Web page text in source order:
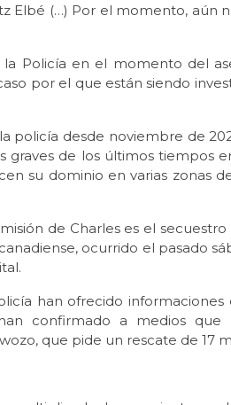
Elbé (…) Por el momento, aún
Policía en el momento del
por el que están siendo
policía desde noviembre de
graves de los últimos tiempos
su dominio en varias zonas
de Charles es el secuestro
ocurrido el pasado
han ofrecido informaciones
confirmado a medios que
que pide un rescate de 17